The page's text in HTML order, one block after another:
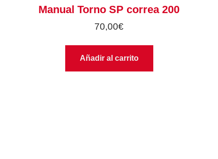
Manual Torno SP correa 200
70,00€
Añadir al carrito